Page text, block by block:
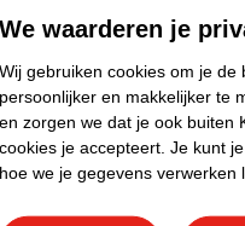
winkel. Zo hoef je niet thuis
dat je deskundig advies krijgt
We waarderen je
Wij gebruiken cookies om je
persoonlijker en makkelijker te
en zorgen we dat je ook buiten
cookies je accepteert. Je kunt
hoe we je gegevens verwerken